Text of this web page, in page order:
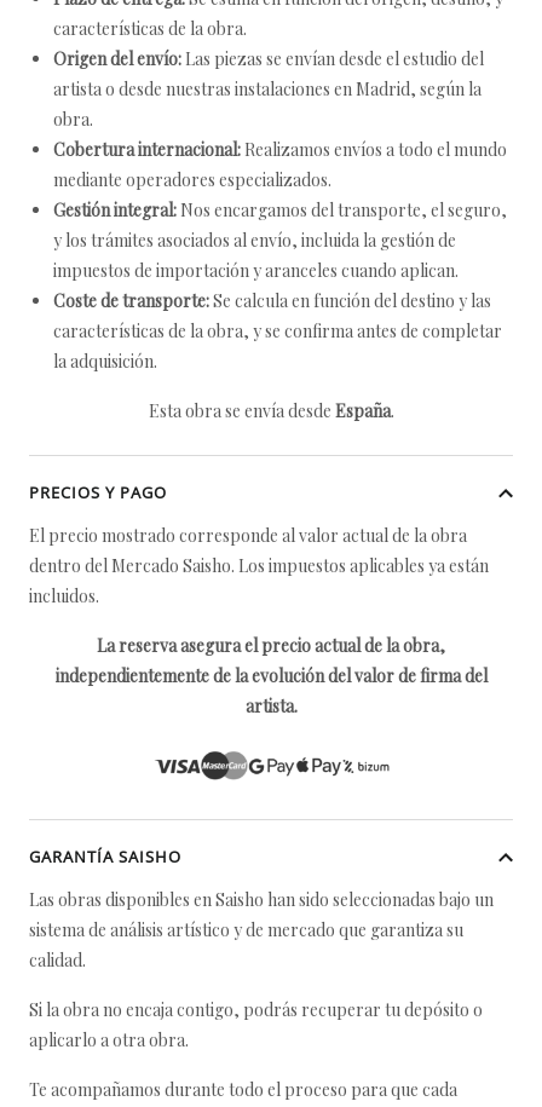
características de la obra.
Origen del envío: Las piezas se envían desde el estudio del
artista o desde nuestras instalaciones en Madrid, según la
obra.
Cobertura internacional: Realizamos envíos a todo el mundo
mediante operadores especializados.
Gestión integral: Nos encargamos del transporte, el seguro,
y los trámites asociados al envío, incluida la gestión de
impuestos de importación y aranceles cuando aplican.
Coste de transporte:Se calcula en función del destino y las
características de la obra, y se confirma antes de completar
la adquisición.
Esta obra se envía desde España.
PRECIOS Y PAGO
El precio mostrado corresponde al valor actual de la obra
dentro del Mercado Saisho. Los impuestos aplicables ya están
incluidos.
La reserva asegura el precio actual de la obra,
independientemente de la evolución del valor de firma del
artista.
GARANTÍA SAISHO
Las obras disponibles en Saisho han sido seleccionadas bajo un
sistema de análisis artístico y de mercado que garantiza su
calidad.
Si la obra no encaja contigo, podrás recuperar tu depósito o
aplicarlo a otra obra.
Te acompañamos durante todo el proceso para que cada